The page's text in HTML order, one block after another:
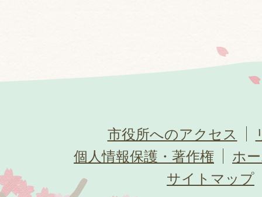
市役所へのアクセス
個人情報保護・著作権
ホ
サイトマップ